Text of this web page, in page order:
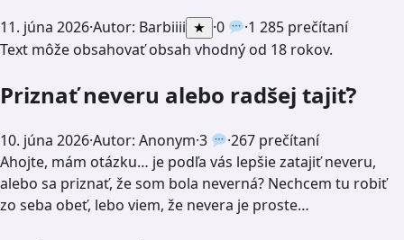
11. júna 2026·Autor: Barbiiii ★ ·0 ·1 285 prečítaní
Text môže obsahovať obsah vhodný od 18 rokov.
Priznať neveru alebo radšej tajiť?
10. júna 2026·Autor: Anonym·3 ·267 prečítaní
Ahojte, mám otázku… je podľa vás lepšie zatajiť neveru,
alebo sa priznať, že som bola neverná? Nechcem tu robiť
zo seba obeť, lebo viem, že nevera je proste…